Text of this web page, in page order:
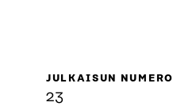
JULKAISUN NUMERO
23